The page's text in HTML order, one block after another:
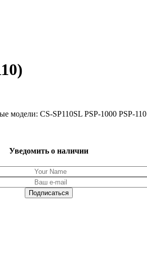
модели: CS-SP110SL PSP-1000 PSP-110
Уведомить о наличии